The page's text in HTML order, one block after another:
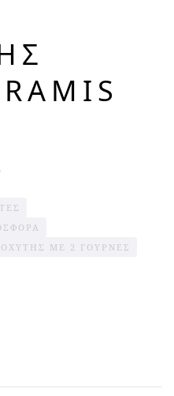
ΜΕ 2 ΓΟΎΡΝΕΣ